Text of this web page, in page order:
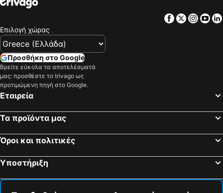
Facebook
Twitter
Επιλογή χώρας
Προσθήκη στο Google
Βρείτε εύκολα τα αποτελέσματά
μας: προσθέστε το trivago ως
προτιμώμενη πηγή στο Google.
Εταιρεία
Τα προϊόντα μας
Όροι και πολιτικές
Υποστήριξη